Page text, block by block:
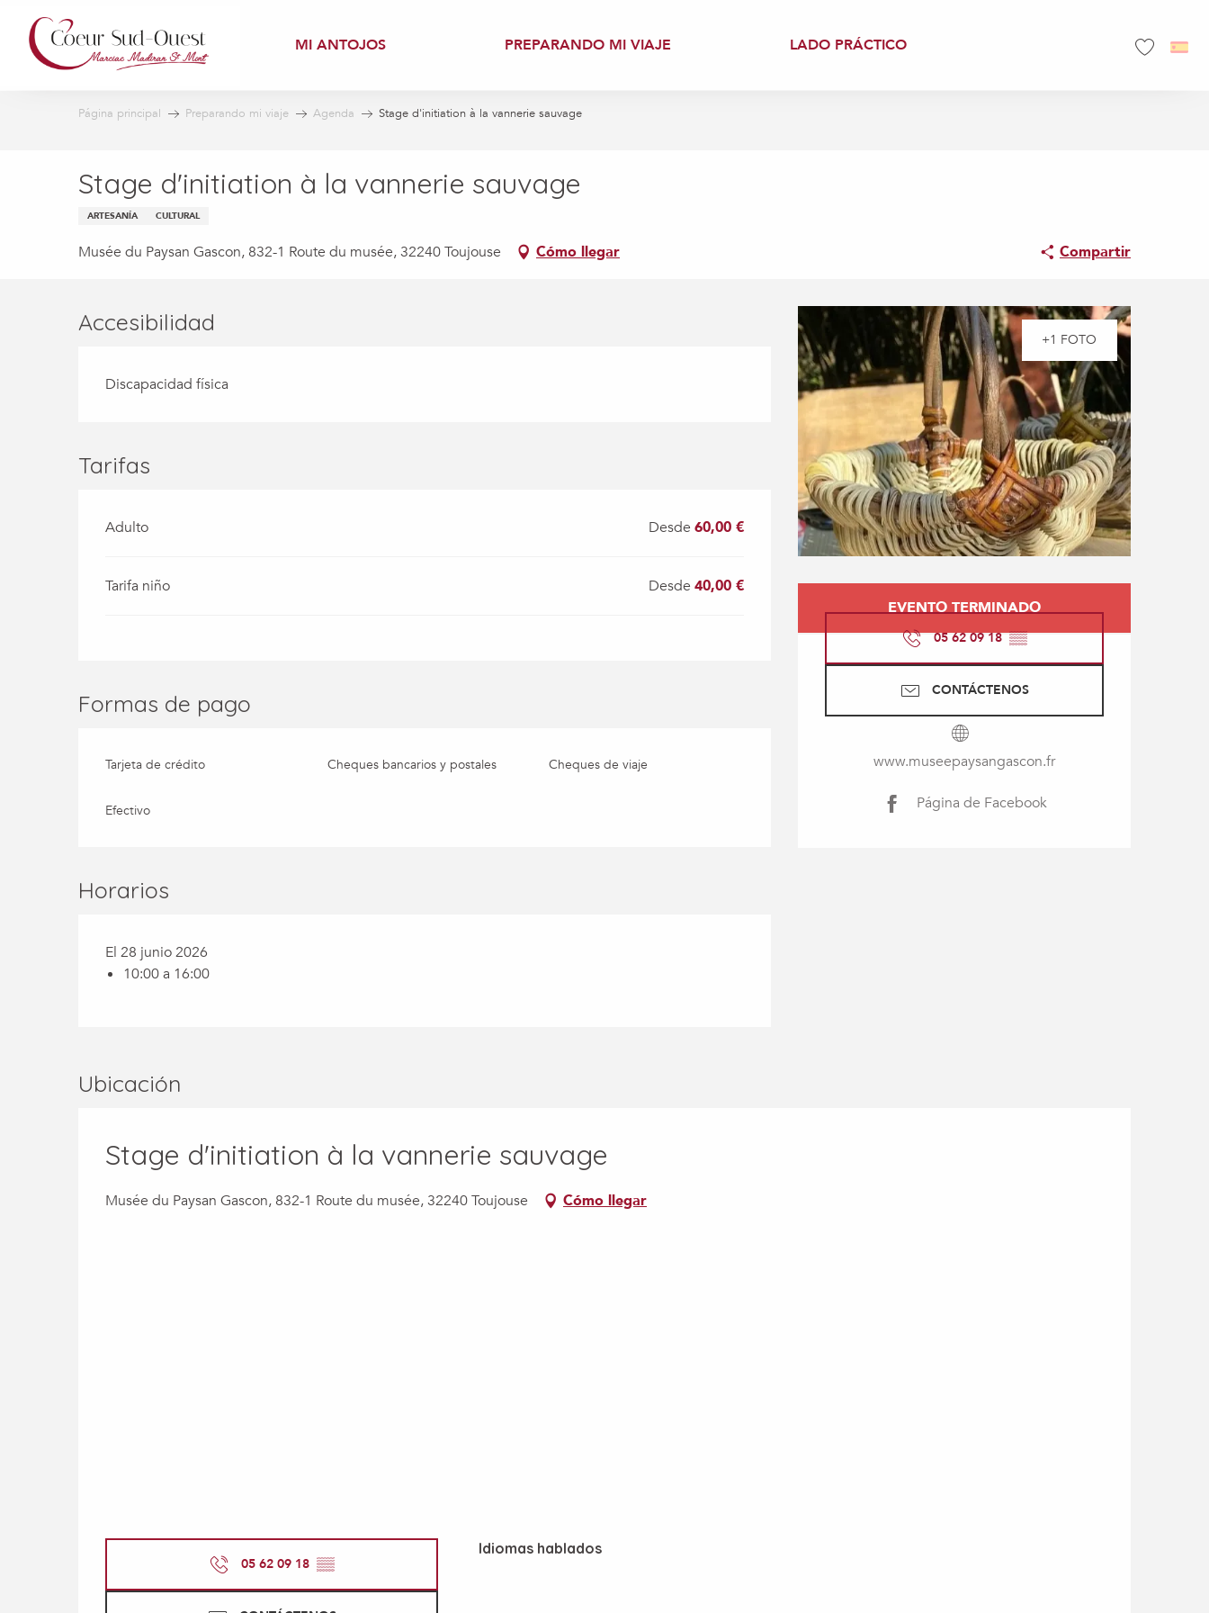
contenu
principal
MI ANTOJOS PREPARANDO MI VIAJE LADO PRÁCTICO
Página principal Preparando mi viaje Agenda Stage d'initiation à la vannerie sauvage
Stage d'initiation à la vannerie sauvage
ARTESANÍA CULTURAL
Musée du Paysan Gascon, 832-1 Route du musée, 32240 Toujouse Cómo llegar Compartir
+1 FOTO
Horarios y datos de
EVENTO TERMINADO
05 62 09 18▒▒
CONTÁCTENOS
www.museepaysangascon.fr
Página de Facebook
Accesibilidad
Discapacidad física
Tarifas
Adulto Desde60,00 €
Tarifa niño Desde40,00 €
Formas de pago
Tarjeta de crédito Cheques bancarios y postales Cheques de viaje
Efectivo
Horarios
El 28 junio 2026
10:00 a 16:00
Ubicación
Stage d'initiation à la vannerie sauvage
Musée du Paysan Gascon, 832-1 Route du musée, 32240 Toujouse Cómo llegar
05 62 09 18 ▒▒
Idiomas hablados
Idiomas hablados